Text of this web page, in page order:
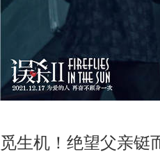
觅生机！ 绝望父亲铤